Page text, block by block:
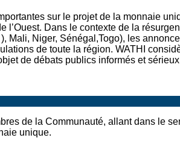
sur le projet de la monnaie
Dans le contexte de la
Mali, Niger, Sénégal,Togo), les
de toute la région. WATHI
de débats publics informés et
de la Communauté, allant dans le
unique.